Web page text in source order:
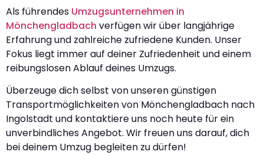
Als führendes Umzugsunternehmen in
Mönchengladbach verfügen wir über langjährige
Erfahrung und zahlreiche zufriedene Kunden. Unser
Fokus liegt immer auf deiner Zufriedenheit und einem
reibungslosen Ablauf deines Umzugs.
Überzeuge dich selbst von unseren günstigen
Transportmöglichkeiten von Mönchengladbach nach
Ingolstadt und kontaktiere uns noch heute für ein
unverbindliches Angebot. Wir freuen uns darauf, dich
bei deinem Umzug begleiten zu dürfen!